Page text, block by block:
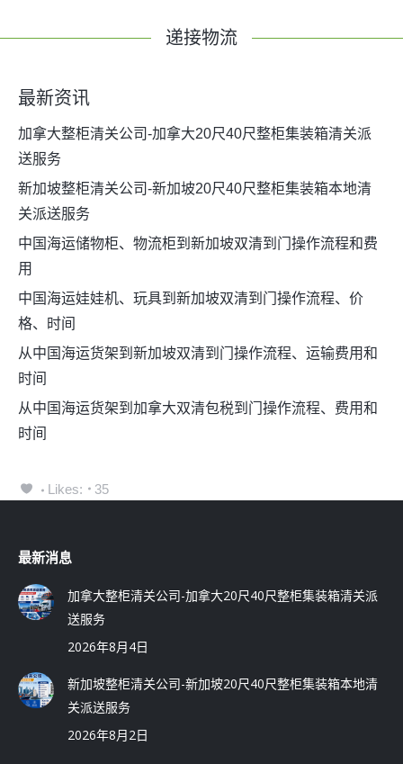
递接物流
最新资讯
加拿大整柜清关公司-加拿大20尺40尺整柜集装箱清关派
送服务
新加坡整柜清关公司-新加坡20尺40尺整柜集装箱本地清
关派送服务
中国海运储物柜、物流柜到新加坡双清到门操作流程和费
用
中国海运娃娃机、玩具到新加坡双清到门操作流程、价
格、时间
从中国海运货架到新加坡双清到门操作流程、运输费用和
时间
从中国海运货架到加拿大双清包税到门操作流程、费用和
时间
Likes: 35
最新消息
加拿大整柜清关公司-加拿大20尺40尺整柜集装箱清关派
送服务
2026年8月4日
新加坡整柜清关公司-新加坡20尺40尺整柜集装箱本地清
关派送服务
2026年8月2日